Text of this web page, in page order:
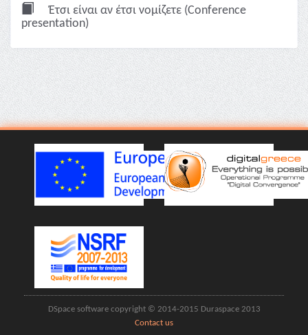
Έτσι είναι αν έτσι νομίζετε (Conference
presentation)
DSpace software copyright © 2014-2015 Duraspace 2013
Contact us